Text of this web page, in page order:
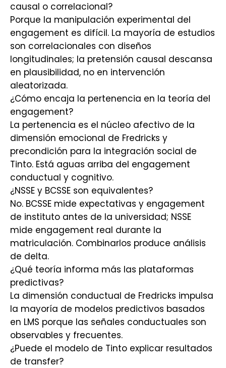
causal o correlacional?
Porque la manipulación experimental del
engagement es difícil. La mayoría de estudios
son correlacionales con diseños
longitudinales; la pretensión causal descansa
en plausibilidad, no en intervención
aleatorizada.
¿Cómo encaja la pertenencia en la teoría del
engagement?
La pertenencia es el núcleo afectivo de la
dimensión emocional de Fredricks y
precondición para la integración social de
Tinto. Está aguas arriba del engagement
conductual y cognitivo.
¿NSSE y BCSSE son equivalentes?
No. BCSSE mide expectativas y engagement
de instituto antes de la universidad; NSSE
mide engagement real durante la
matriculación. Combinarlos produce análisis
de delta.
¿Qué teoría informa más las plataformas
predictivas?
La dimensión conductual de Fredricks impulsa
la mayoría de modelos predictivos basados
en LMS porque las señales conductuales son
observables y frecuentes.
¿Puede el modelo de Tinto explicar resultados
de transfer?